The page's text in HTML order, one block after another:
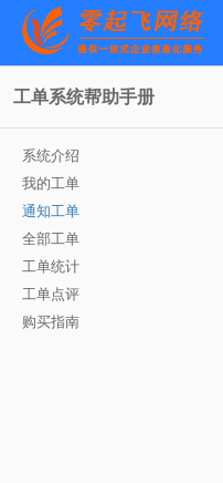
工单系统帮助手册
系统介绍
我的工单
通知工单
全部工单
工单统计
工单点评
购买指南